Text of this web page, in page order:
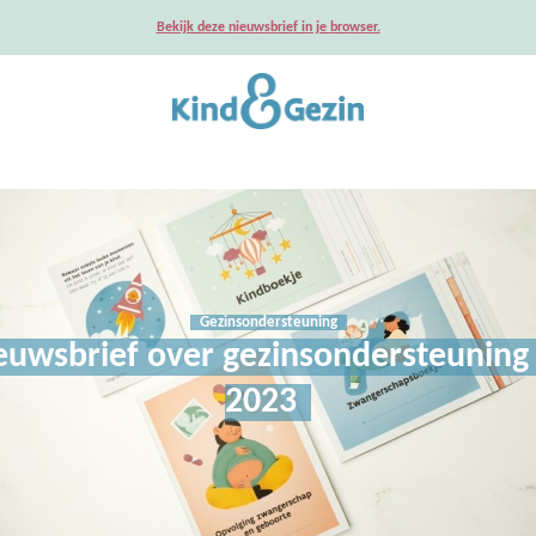
Bekijk deze nieuwsbrief in je browser.
Gezinsondersteuning
over
2023